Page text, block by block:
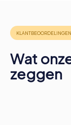
Wat
zeggen